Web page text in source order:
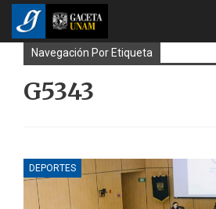
Navegación Por Etiqueta
G5343
DEPORTES